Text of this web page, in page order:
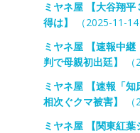
ミヤネ屋 【大谷翔
得は】
（2025-11-14
ミヤネ屋 【速報中
判で母親初出廷】
ミヤネ屋 【速報「
相次ぐクマ被害】
ミヤネ屋 【関東紅